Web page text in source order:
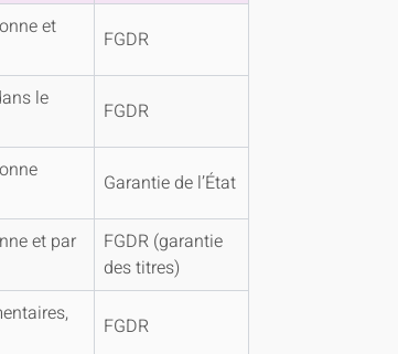
et
FGDR
le
FGDR
Garantie de l’État
et par
FGDR (garantie
des titres)
FGDR